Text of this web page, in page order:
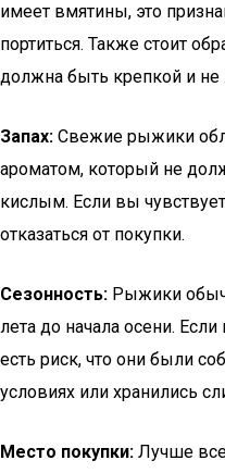
имеет вмятины, это
портиться. Также стоит
должна быть крепкой и не
Запах: Свежие рыжики
ароматом, который не
кислым. Если вы
отказаться от покупки.
Сезонность: Рыжики
лета до начала осени.
есть риск, что они были
условиях или хранились
Место покупки: Лучше